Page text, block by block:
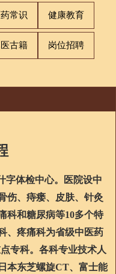
药常识 健康教育
古籍 岗位招聘
体检中心。医院设中
伤、痔瘘、皮肤、针灸
科和糖尿病等10多个特
、疼痛科为省级中医药
专科。各科专业技术人
本东芝螺旋CT、富士能